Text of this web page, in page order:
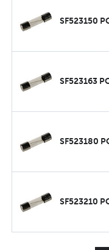
SF523150
SF523163
SF523180
SF523210